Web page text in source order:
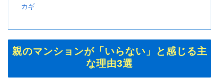
カギ
親のマンションが「いらない」と感じる主
な理由3選